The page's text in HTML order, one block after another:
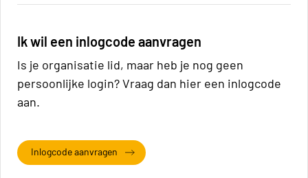
Ik wil een inlogcode aanvragen
Is je organisatie lid, maar heb je nog geen
persoonlijke login? Vraag dan hier een inlogcode
aan.
Inlogcode aanvragen